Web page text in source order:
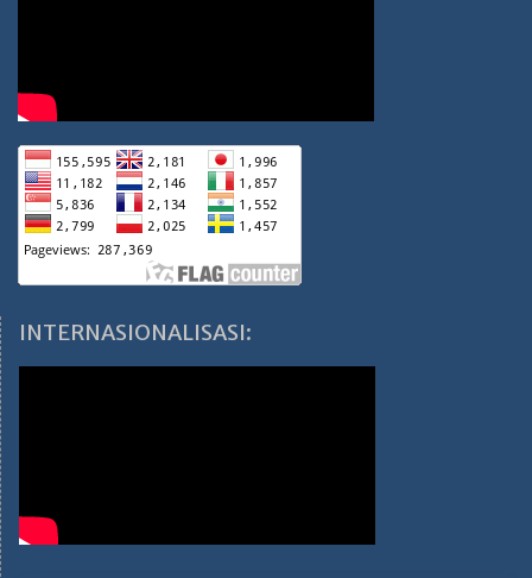
INTERNASIONALISASI: